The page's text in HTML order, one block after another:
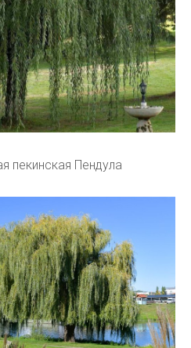
пекинская Пендула